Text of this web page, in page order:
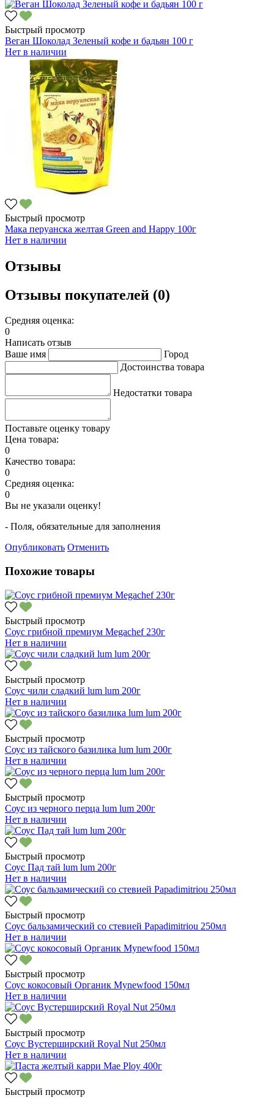
Быстрый просмотр
Веган Шоколад Зеленый кофе и бадьян 100 г
Нет в наличии
Быстрый просмотр
Мака перуанска желтая Green and Happy 100г
Нет в наличии
Отзывы
Отзывы покупателей (0)
Средняя оценка:
0
Написать отзыв
Ваше имя
Город
Достоинства товара
Недостатки товара
Поставьте оценку товару
Цена товара:
0
Качество товара:
0
Средняя оценка:
0
Вы не указали оценку!
- Поля, обязательные для заполнения
Опубликовать Отменить
Похожие товары
Быстрый просмотр
Соус грибной премиум Megachef 230г
Нет в наличии
Быстрый просмотр
Соус чили сладкий lum lum 200г
Нет в наличии
Быстрый просмотр
Соус из тайского базилика lum lum 200г
Нет в наличии
Быстрый просмотр
Соус из черного перца lum lum 200г
Нет в наличии
Быстрый просмотр
Соус Пад тай lum lum 200г
Нет в наличии
Быстрый просмотр
Соус бальзамический со стевией Papadimitriou 250мл
Нет в наличии
Быстрый просмотр
Соус кокосовый Органик Mynewfood 150мл
Нет в наличии
Быстрый просмотр
Соус Вустерширский Royal Nut 250мл
Нет в наличии
Быстрый просмотр